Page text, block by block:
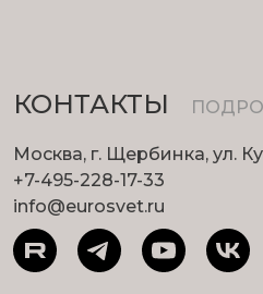
КОНТАКТЫ
Москва, г. Щербинка, ул.
+7-495-228-17-33
info@eurosvet.ru